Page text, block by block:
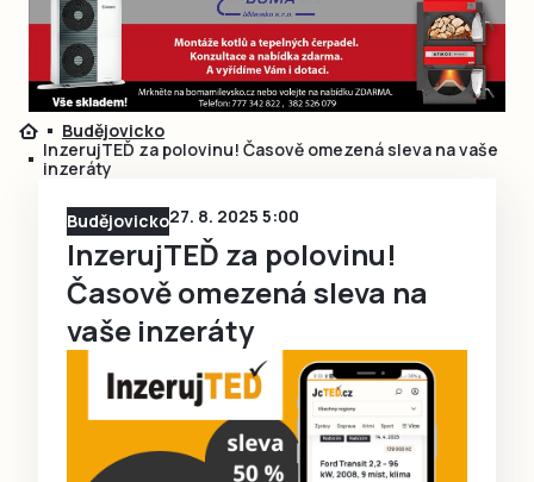
Obnovit heslo
Přihlásit se
Přihlásit se přes Facebook
Ještě nemám účet, chci se
Inspirace
Čtenáři píší
Speciální přílohy
Budějovicko
InzerujTEĎ za polovinu! Časově omezená sleva na vaše
inzeráty
Budějovicko27. 8. 2025 5:00
InzerujTEĎ za polovinu!
Časově omezená sleva na
vaše inzeráty